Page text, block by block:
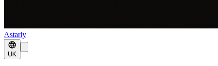
Astarly
UK